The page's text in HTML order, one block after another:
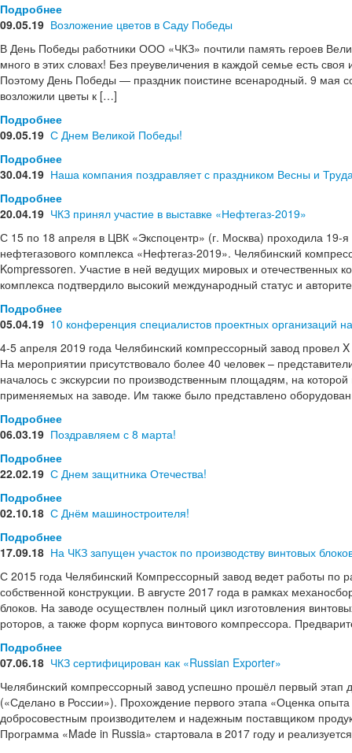
Подробнее
09.05.19 Возложение цветов в Саду Победы
В День Победы работники ООО «ЧКЗ» почтили память героев
много в этих словах! Без преувеличения в каждой семье есть
Поэтому День Победы — праздник поистине всенародный. 9 мая
возложили цветы к […]
Подробнее
09.05.19 С Днем Великой Победы!
Подробнее
30.04.19 Наша компания поздравляет с праздником Весны и
Подробнее
20.04.19 ЧКЗ принял участие в выставке «Нефтегаз-2019»
С 15 по 18 апреля в ЦВК «Экспоцентр» (г. Москва) проходила 19-
нефтегазового комплекса «Нефтегаз-2019». Челябинский
Kompressoren. Участие в ней ведущих мировых и отечественных
комплекса подтвердило высокий международный статус и
Подробнее
05.04.19 10 конференция специалистов проектных организаций
4-5 апреля 2019 года Челябинский компрессорный завод провел
На мероприятии присутствовало более 40 человек –
началось с экскурсии по производственным площадям, на
применяемых на заводе. Им также было представлено
Подробнее
06.03.19 Поздравляем с 8 марта!
Подробнее
22.02.19 С Днем защитника Отечества!
Подробнее
02.10.18 С Днём машиностроителя!
Подробнее
17.09.18 На ЧКЗ запущен участок по производству винтовых
С 2015 года Челябинский Компрессорный завод ведет работы по
собственной конструкции. В августе 2017 года в рамках
блоков. На заводе осуществлен полный цикл изготовления
роторов, а также форм корпуса винтового компрессора.
Подробнее
07.06.18 ЧКЗ сертифицирован как «Russian Exporter»
Челябинский компрессорный завод успешно прошёл первый
(«Сделано в России»). Прохождение первого этапа «Оценка
добросовестным производителем и надежным поставщиком
Программа «Made in Russia» стартовала в 2017 году и